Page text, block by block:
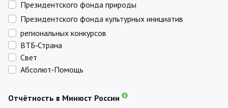
Президентского фонда природы
Президентского фонда культурных инициатив
региональных конкурсов
ВТБ‑Страна
Свет
Абсолют‑Помощь
Отчётность в Минюст России